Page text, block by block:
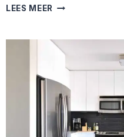
LEES MEER KLEIN
HUISJE
DICHTBIJ
MAASTRICHT